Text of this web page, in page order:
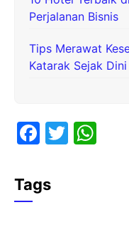
Perjalanan Bisnis
Tips Merawat
Katarak Sejak Dini
F
c
e
T
Tags